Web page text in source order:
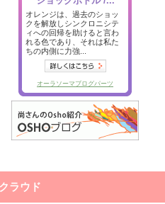
ラウド